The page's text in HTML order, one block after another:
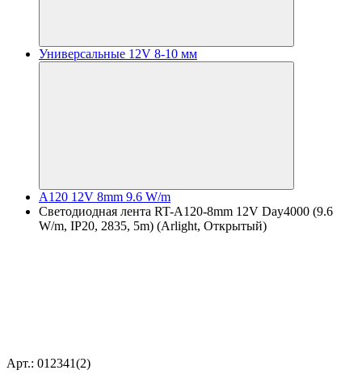
Универсальные 12V 8-10 мм
A120 12V 8mm 9.6 W/m
Светодиодная лента RT-A120-8mm 12V Day4000 (9.6
W/m, IP20, 2835, 5m) (Arlight, Открытый)
Арт.: 012341(2)